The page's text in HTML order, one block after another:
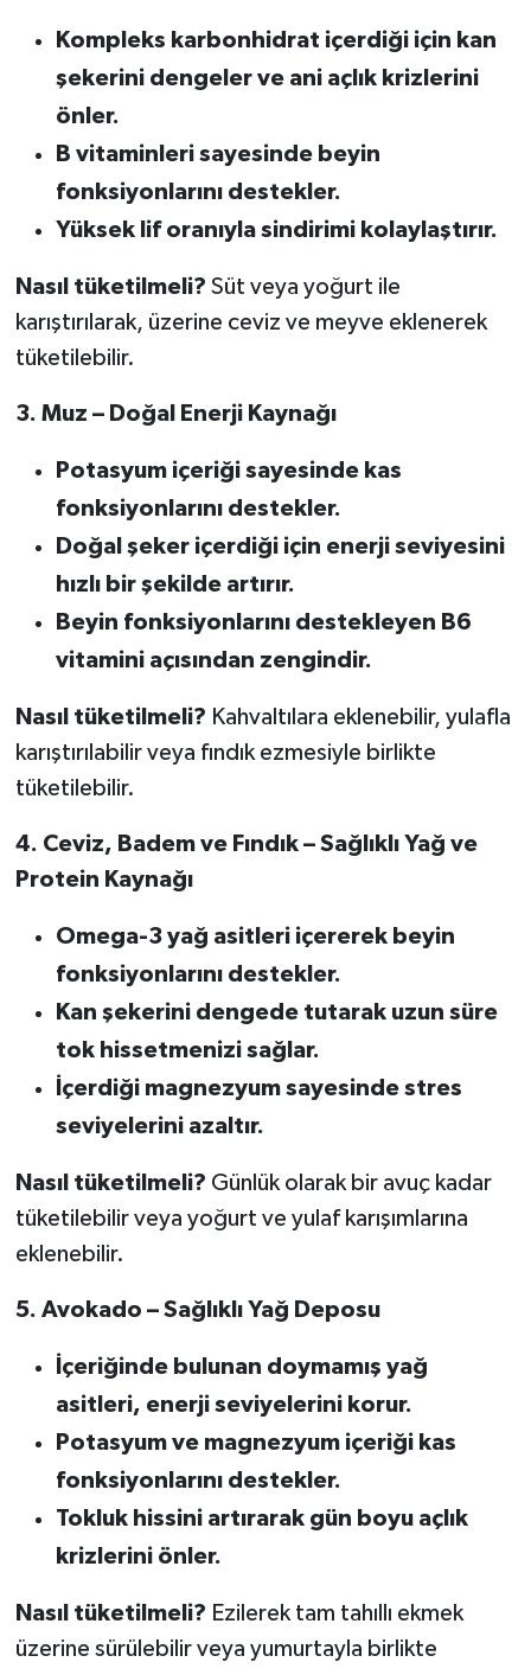
Kompleks karbonhidrat içerdiği için kan
şekerini dengeler ve ani açlık krizlerini
önler.
B vitaminleri sayesinde beyin
fonksiyonlarını destekler.
Yüksek lif oranıyla sindirimi kolaylaştırır.
Nasıl tüketilmeli? Süt veya yoğurt ile
karıştırılarak, üzerine ceviz ve meyve eklenerek
tüketilebilir.
3. Muz – Doğal Enerji Kaynağı
Potasyum içeriği sayesinde kas
fonksiyonlarını destekler.
Doğal şeker içerdiği için enerji seviyesini
hızlı bir şekilde artırır.
Beyin fonksiyonlarını destekleyen B6
vitamini açısından zengindir.
Nasıl tüketilmeli? Kahvaltılara eklenebilir, yulafla
karıştırılabilir veya fındık ezmesiyle birlikte
tüketilebilir.
4. Ceviz, Badem ve Fındık – Sağlıklı Yağ ve
Protein Kaynağı
Omega-3 yağ asitleri içererek beyin
fonksiyonlarını destekler.
Kan şekerini dengede tutarak uzun süre
tok hissetmenizi sağlar.
İçerdiği magnezyum sayesinde stres
seviyelerini azaltır.
Nasıl tüketilmeli? Günlük olarak bir avuç kadar
tüketilebilir veya yoğurt ve yulaf karışımlarına
eklenebilir.
5. Avokado – Sağlıklı Yağ Deposu
İçeriğinde bulunan doymamış yağ
asitleri, enerji seviyelerini korur.
Potasyum ve magnezyum içeriği kas
fonksiyonlarını destekler.
Tokluk hissini artırarak gün boyu açlık
krizlerini önler.
Nasıl tüketilmeli? Ezilerek tam tahıllı ekmek
üzerine sürülebilir veya yumurtayla birlikte